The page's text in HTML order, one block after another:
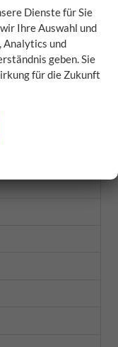
Dienste für Sie
Ihre Auswahl und
und
geben. Sie
für die Zukunft